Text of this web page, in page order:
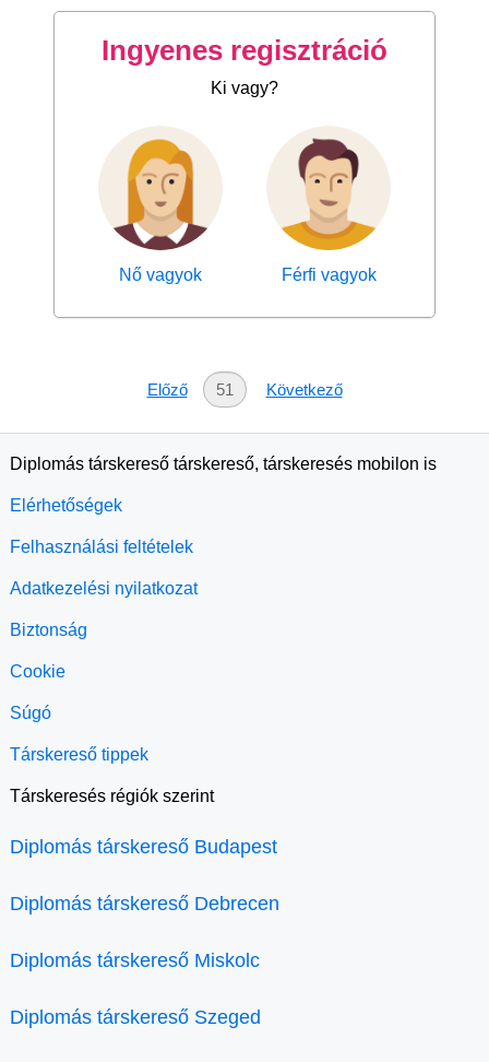
Ingyenes regisztráció
Ki vagy?
Nő vagyok Férfi vagyok
Előző 51 Következő
Diplomás társkereső társkereső, társkeresés mobilon is
Elérhetőségek
Felhasználási feltételek
Adatkezelési nyilatkozat
Biztonság
Cookie
Súgó
Társkereső tippek
Társkeresés régiók szerint
Diplomás társkereső Budapest
Diplomás társkereső Debrecen
Diplomás társkereső Miskolc
Diplomás társkereső Szeged